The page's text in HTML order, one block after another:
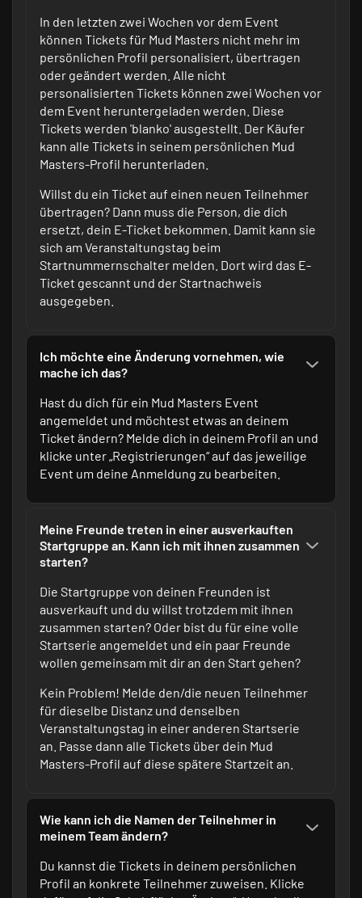
In den letzten zwei Wochen vor dem Event
können Tickets für Mud Masters nicht mehr im
persönlichen Profil personalisiert, übertragen
oder geändert werden. Alle nicht
personalisierten Tickets können zwei Wochen vor
dem Event heruntergeladen werden. Diese
Tickets werden 'blanko' ausgestellt. Der Käufer
kann alle Tickets in seinem persönlichen Mud
Masters-Profil herunterladen.
Willst du ein Ticket auf einen neuen Teilnehmer
übertragen? Dann muss die Person, die dich
ersetzt, dein E-Ticket bekommen. Damit kann sie
sich am Veranstaltungstag beim
Startnummernschalter melden. Dort wird das E-
Ticket gescannt und der Startnachweis
ausgegeben.
Ich möchte eine Änderung vornehmen, wie
mache ich das?
Hast du dich für ein Mud Masters Event
angemeldet und möchtest etwas an deinem
Ticket ändern? Melde dich in deinem Profil an und
klicke unter „Registrierungen“ auf das jeweilige
Event um deine Anmeldung zu bearbeiten.
Meine Freunde treten in einer ausverkauften
Startgruppe an. Kann ich mit ihnen zusammen
starten?
Die Startgruppe von deinen Freunden ist
ausverkauft und du willst trotzdem mit ihnen
zusammen starten? Oder bist du für eine volle
Startserie angemeldet und ein paar Freunde
wollen gemeinsam mit dir an den Start gehen?
Kein Problem! Melde den/die neuen Teilnehmer
für dieselbe Distanz und denselben
Veranstaltungstag in einer anderen Startserie
an. Passe dann alle Tickets über dein Mud
Masters-Profil auf diese spätere Startzeit an.
Wie kann ich die Namen der Teilnehmer in
meinem Team ändern?
Du kannst die Tickets in deinem persönlichen
Profil an konkrete Teilnehmer zuweisen. Klicke